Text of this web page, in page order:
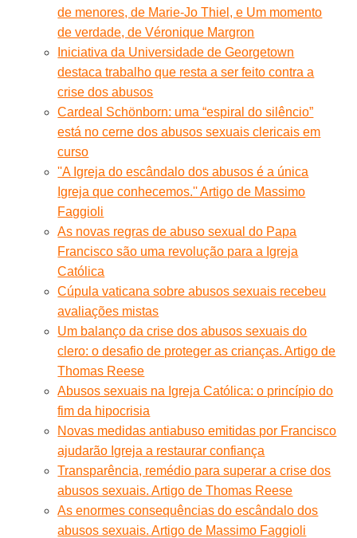
de menores, de Marie-Jo Thiel, e Um momento
de verdade, de Véronique Margron
Iniciativa da Universidade de Georgetown
destaca trabalho que resta a ser feito contra a
crise dos abusos
Cardeal Schönborn: uma “espiral do silêncio”
está no cerne dos abusos sexuais clericais em
curso
''A Igreja do escândalo dos abusos é a única
Igreja que conhecemos.'' Artigo de Massimo
Faggioli
As novas regras de abuso sexual do Papa
Francisco são uma revolução para a Igreja
Católica
Cúpula vaticana sobre abusos sexuais recebeu
avaliações mistas
Um balanço da crise dos abusos sexuais do
clero: o desafio de proteger as crianças. Artigo de
Thomas Reese
Abusos sexuais na Igreja Católica: o princípio do
fim da hipocrisia
Novas medidas antiabuso emitidas por Francisco
ajudarão Igreja a restaurar confiança
Transparência, remédio para superar a crise dos
abusos sexuais. Artigo de Thomas Reese
As enormes consequências do escândalo dos
abusos sexuais. Artigo de Massimo Faggioli